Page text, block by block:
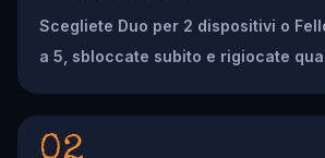
Scegliete Duo per 2 dispositivi o
a 5, sbloccate subito e rigiocate